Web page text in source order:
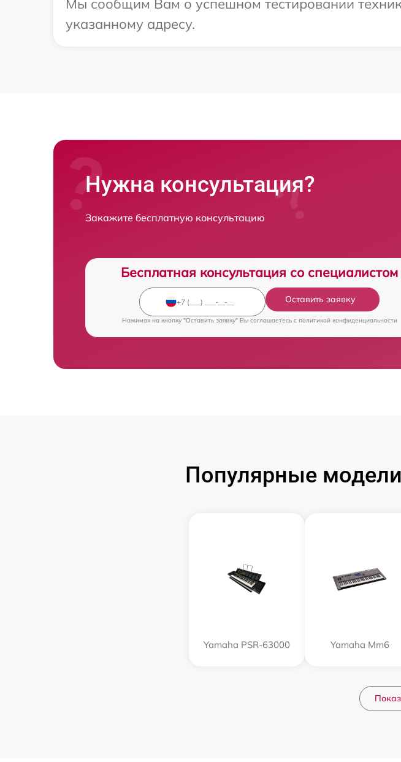
Мы сообщим Вам о успешном тестировании
указанному адресу.
Нужна консультация?
Закажите бесплатную консультацию
Бесплатная консультация со специалистом
Оставить заявку
Нажимая на кнопку "Оставить заявку" Вы соглашаетесь c политикой конфиденциальности
Популярные
Yamaha PSR-63000 Yamaha Mm6